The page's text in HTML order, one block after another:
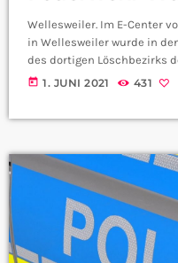
Wellesweiler. Im E-Center
in Wellesweiler wurde in
des dortigen Löschbezirks
Neunkirchen eine eigens
Schon seit 2017 wird in
speziellen Aktionen die
Verkaufserlös anschließend
today 1. JUNI 2021 431